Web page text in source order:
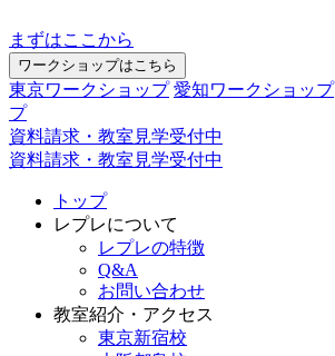
まずはここから
ワークショップはこちら
東京ワークショップ 愛知ワークショップ
プ
資料請求・教室見学受付中
資料請求・教室見学受付中
トップ
レプレについて
レプレの特徴
Q&A
お問い合わせ
教室紹介・アクセス
東京新宿校